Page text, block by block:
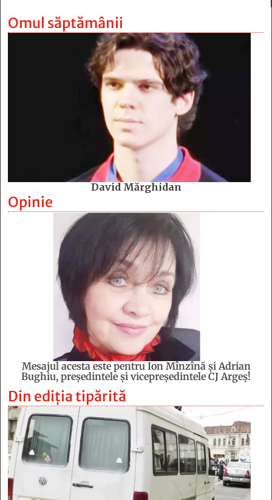
Omul săptămânii
David Mărghidan
Opinie
Mesajul acesta este pentru Ion Mînzînă şi Adrian
Bughiu, preşedintele şi vicepreşedintele CJ Argeş!
Din ediția tipărită